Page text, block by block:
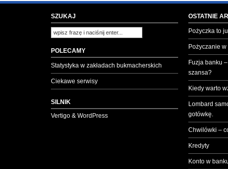
SZUKAJ
POLECAMY
Statystyka w zakładach bukmacherskich
Ciekawe serwisy
SILNIK
Vertigo & WordPress
OSTATNIE
Pożyczka to
Pożyczanie
Fuzja banku
szansa?
Kiedy warto
Lombard
gotówkę.
Chwilówki –
Kredyty
Konto w